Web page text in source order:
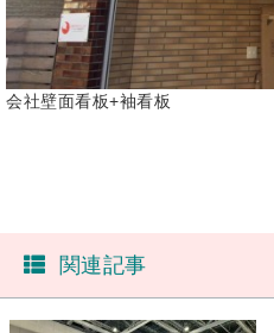
会社壁面看板+袖看板
関連記事